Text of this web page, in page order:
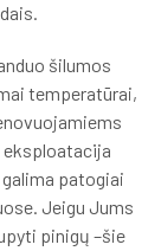
šilumos
temperatūrai,
patogiai
Jeigu Jums
pinigų –šie